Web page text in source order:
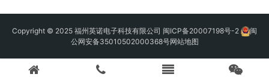
Copyright © 2025 福州英诺电子科技有限公司 闽ICP备20007198号-2
闽
公网安备35010502000368号网站地图